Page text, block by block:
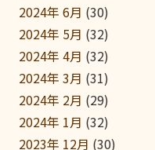
2024年 6月 (30)
2024年 5月 (32)
2024年 4月 (32)
2024年 3月 (31)
2024年 2月 (29)
2024年 1月 (32)
2023年 12月 (30)